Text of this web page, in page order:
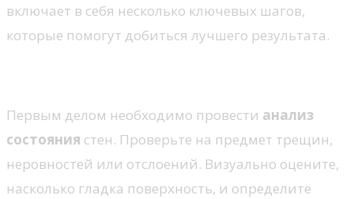
включает в себя несколько ключевых шагов,
которые помогут добиться лучшего результата.
Первым делом необходимо провести анализ
состояния стен. Проверьте на предмет трещин,
неровностей или отслоений. Визуально оцените,
насколько гладка поверхность, и определите